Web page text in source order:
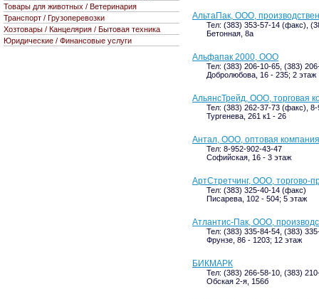
АльтаПак, ООО,
Тел: (383) 353-57-14 (факс),
Бетонная, 8а
Альфапак 2000, ООО
Тел: (383) 206-10-65, (383)
Добролюбова, 16 - 235; 2 этаж
АльянсТрейд, ООО, торговая
Тел: (383) 262-37-73 (факс),
Тургенева, 261 к1 - 26
Антал, ООО, оптовая компания
Тел: 8-952-902-43-47
Софийская, 16 - 3 этаж
АртСтретчинг, ООО, торгово-
Тел: (383) 325-40-14 (факс)
Писарева, 102 - 504; 5 этаж
Атлантис-Пак, ООО,
Тел: (383) 335-84-54, (383)
Фрунзе, 86 - 1203; 12 этаж
БИКМАРК
Тел: (383) 266-58-10, (383)
Обская 2-я, 156б
Товары для животных / Ветеринария
Транспорт / Грузоперевозки
Хозтовары / Канцелярия / Бытовая техника
Юридические / Финансовые услуги